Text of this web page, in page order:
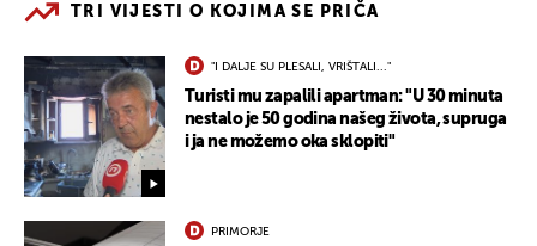
TRI VIJESTI O KOJIMA SE PRIČA
"I DALJE SU PLESALI, VRIŠTALI..."
Turisti mu zapalili apartman: "U 30 minuta
nestalo je 50 godina našeg života, supruga
i ja ne možemo oka sklopiti"
PRIMORJE